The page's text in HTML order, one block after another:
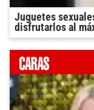
Juguetes
disfrutarlos al